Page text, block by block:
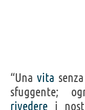
“Una vita senza
sfuggente;
rivedere i